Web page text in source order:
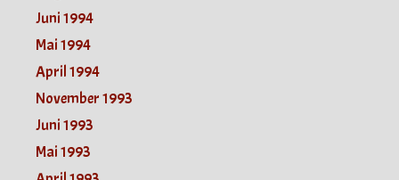
Juni 1994
Mai 1994
April 1994
November 1993
Juni 1993
Mai 1993